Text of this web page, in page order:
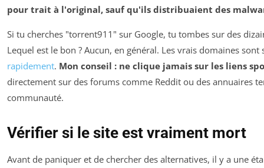
pour trait à l'original, sauf qu'ils distribuaient des
Si tu cherches "torrent911" sur Google, tu tombes sur des
Lequel est le bon ? Aucun, en général. Les vrais domaines
rapidement. Mon conseil : ne clique jamais sur les liens
directement sur des forums comme Reddit ou des annuaires
communauté.
Vérifier si le site est vraiment mort
Avant de paniquer et de chercher des alternatives, il y a une